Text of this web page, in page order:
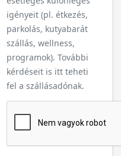
igényeit (pl. étkezés,
parkolás, kutyabarát
szállás, wellness,
programok). További
kérdéseit is itt teheti
fel a szállásadónak.